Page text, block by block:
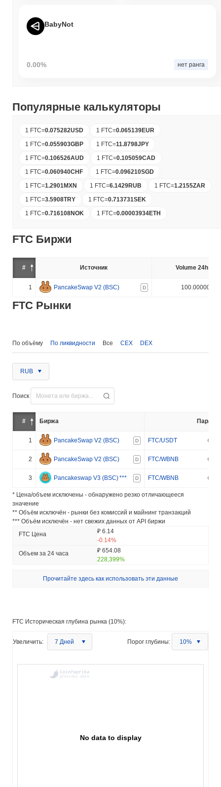
BabyNot
0.00% нет ранга
Популярные калькуляторы
1 FTC=0.075282USD 1 FTC=0.065139EUR
1 FTC=0.055903GBP 1 FTC=11.8798JPY
1 FTC=0.106526AUD 1 FTC=0.105059CAD
1 FTC=0.060940CHF 1 FTC=0.096210SGD
1 FTC=1.2901MXN 1 FTC=6.1429RUB 1 FTC=1.2155ZAR
1 FTC=3.5908TRY 1 FTC=0.713731SEK
1 FTC=0.716108NOK 1 FTC=0.00003934ETH
FTC Биржи
# Источник Volume 24h (%)
1 PancakeSwap V2 (BSC) D 100.000000%
FTC Рынки
По объёму По ликвидности Все CEX DEX
RUB
Поиск
# Биржа Пара
1 PancakeSwap V2 (BSC) D FTC/USDT
2 PancakeSwap V2 (BSC) D FTC/WBNB
3 Pancakeswap V3 (BSC)*** D FTC/WBNB
* Цена/объем исключены - обнаружено резко отличающееся
значение
** Объём исключён - рынки без комиссий и майнинг транзакций
*** Объём исключён - нет свежих данных от API биржи
FTC Цена
₽ 6.14
-0.14%
Объем за 24 часа
₽ 654.08
228,399%
Прочитайте здесь как использовать эти данные
FTC Историческая глубина рынка (10%):
Увеличить: 7 Дней Порог глубины: 10%
No data to display